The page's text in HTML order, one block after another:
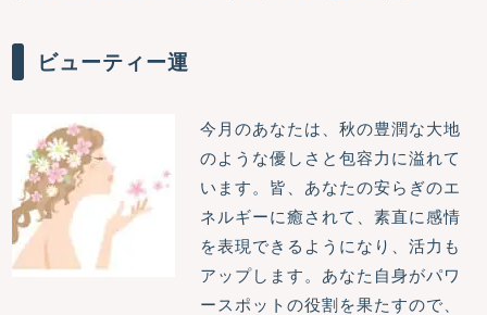
ビューティー運
今月のあなたは、秋の豊潤な大地
のような優しさと包容力に溢れて
います。皆、あなたの安らぎのエ
ネルギーに癒されて、素直に感情
を表現できるようになり、活力も
アップします。あなた自身がパワ
ースポットの役割を果たすので、